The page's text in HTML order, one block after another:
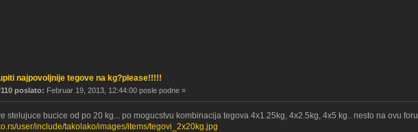
najpovoljnije tegove na kg?please!!!!!
poslato: Februar 19, 2013, 12:44:00 posle podne »
stelujuce bucice od po 20 kg... po mogucstvu kombinacija tegova 4x1.25kg, 4x2.5kg, 4x5 kg.. nesto na ovu foru
user/include/takolako/images/items/tegovi_2x20kg.jpg